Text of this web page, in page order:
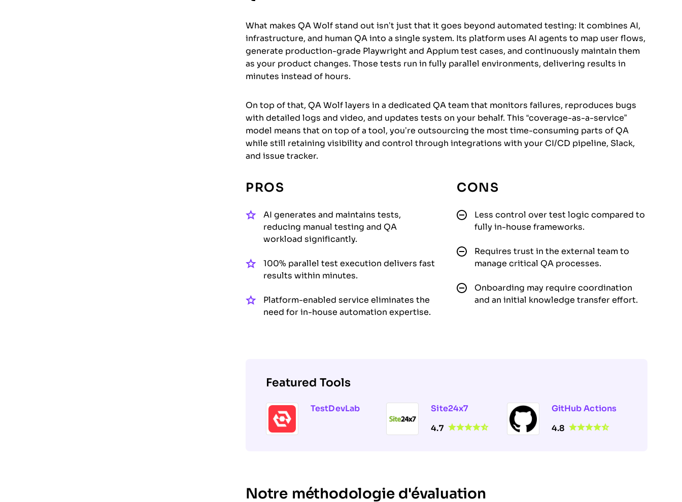
What makes QA Wolf stand out isn’t just that it goes beyond automated testing: It combines AI,
infrastructure, and human QA into a single system. Its platform uses AI agents to map user flows,
generate production-grade Playwright and Appium test cases, and continuously maintain them
as your product changes. Those tests run in fully parallel environments, delivering results in
minutes instead of hours.
On top of that, QA Wolf layers in a dedicated QA team that monitors failures, reproduces bugs
with detailed logs and video, and updates tests on your behalf. This “coverage-as-a-service”
model means that on top of a tool, you’re outsourcing the most time-consuming parts of QA
while still retaining visibility and control through integrations with your CI/CD pipeline, Slack,
and issue tracker.
PROS
AI generates and maintains tests,
reducing manual testing and QA
workload significantly.
100% parallel test execution delivers fast
results within minutes.
Platform-enabled service eliminates the
need for in-house automation expertise.
CONS
Less control over test logic compared to
fully in-house frameworks.
Requires trust in the external team to
manage critical QA processes.
Onboarding may require coordination
and an initial knowledge transfer effort.
Featured Tools
TestDevLab Site24x7
4.7
GitHub Actions
4.8
Notre méthodologie d'évaluation